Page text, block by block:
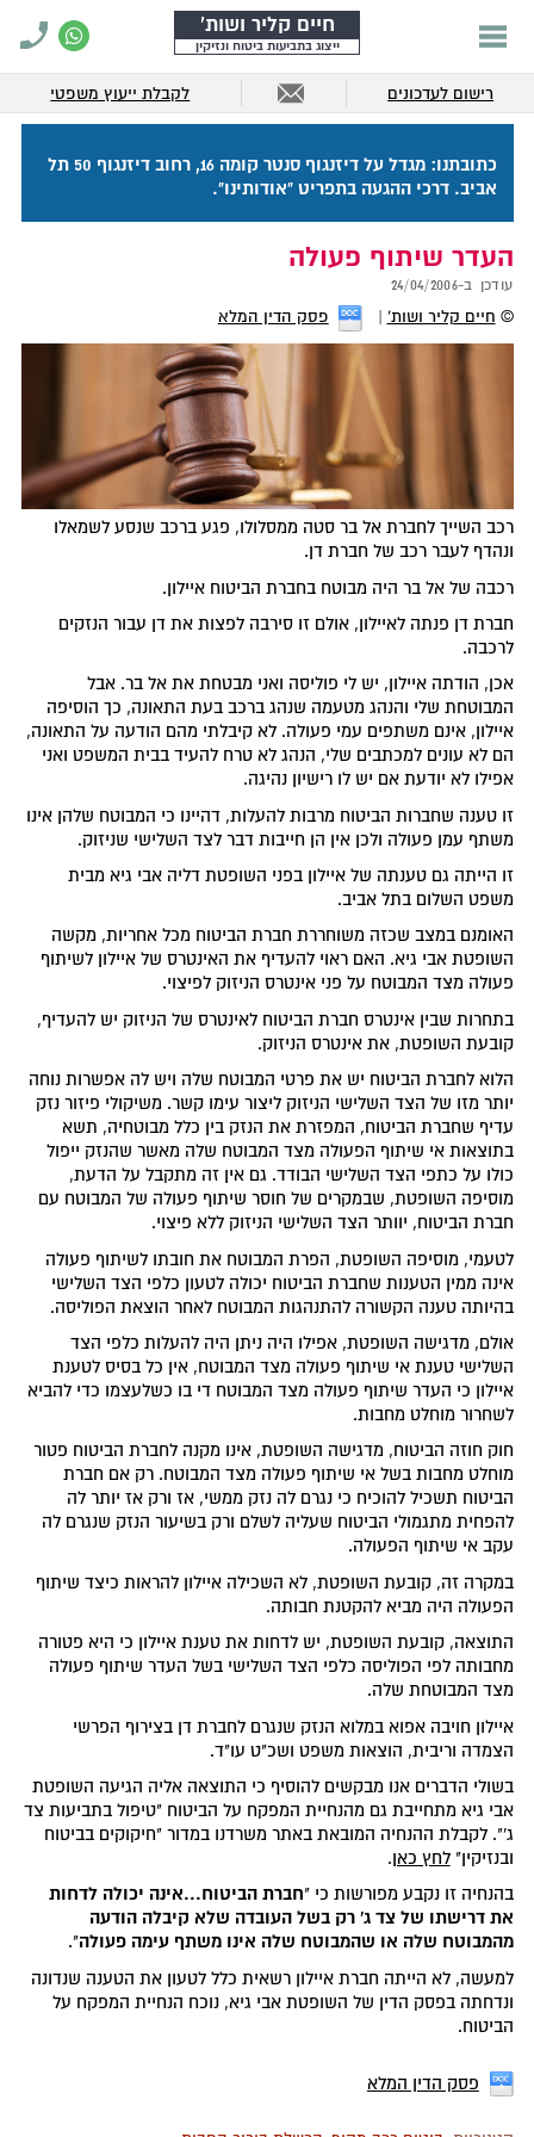
חיים קליר ושות'
ייצוג בתביעות ביטוח ונזיקין
רישום לעדכונים לקבלת ייעוץ משפטי
כתובתנו: מגדל על דיזנגוף סנטר קומה 16, רחוב דיזנגוף 50 תל
אביב. דרכי ההגעה בתפריט "אודותינו".
העדר שיתוף פעולה
עודכן ב-24/04/2006
© חיים קליר ושות' פסק הדין המלא
רכב השייך לחברת אל בר סטה ממסלולו, פגע ברכב שנסע לשמאלו
ונהדף לעבר רכב של חברת דן.
רכבה של אל בר היה מבוטח בחברת הביטוח איילון.
חברת דן פנתה לאיילון, אולם זו סירבה לפצות את דן עבור הנזקים
לרכבה.
אכן, הודתה איילון, יש לי פוליסה ואני מבטחת את אל בר. אבל
המבוטחת שלי והנהג מטעמה שנהג ברכב בעת התאונה, כך הוסיפה
איילון, אינם משתפים עמי פעולה. לא קיבלתי מהם הודעה על התאונה,
הם לא עונים למכתבים שלי, הנהג לא טרח להעיד בבית המשפט ואני
אפילו לא יודעת אם יש לו רישיון נהיגה.
זו טענה שחברות הביטוח מרבות להעלות, דהיינו כי המבוטח שלהן אינו
משתף עמן פעולה ולכן אין הן חייבות דבר לצד השלישי שניזוק.
זו הייתה גם טענתה של איילון בפני השופטת דליה אבי גיא מבית
משפט השלום בתל אביב.
האומנם במצב שכזה משוחררת חברת הביטוח מכל אחריות, מקשה
השופטת אבי גיא. האם ראוי להעדיף את האינטרס של איילון לשיתוף
פעולה מצד המבוטח על פני אינטרס הניזוק לפיצוי.
בתחרות שבין אינטרס חברת הביטוח לאינטרס של הניזוק יש להעדיף,
קובעת השופטת, את אינטרס הניזוק.
הלוא לחברת הביטוח יש את פרטי המבוטח שלה ויש לה אפשרות נוחה
יותר מזו של הצד השלישי הניזוק ליצור עימו קשר. משיקולי פיזור נזק
עדיף שחברת הביטוח, המפזרת את הנזק בין כלל מבוטחיה, תשא
בתוצאות אי שיתוף הפעולה מצד המבוטח שלה מאשר שהנזק ייפול
כולו על כתפי הצד השלישי הבודד. גם אין זה מתקבל על הדעת,
מוסיפה השופטת, שבמקרים של חוסר שיתוף פעולה של המבוטח עם
חברת הביטוח, יוותר הצד השלישי הניזוק ללא פיצוי.
לטעמי, מוסיפה השופטת, הפרת המבוטח את חובתו לשיתוף פעולה
אינה ממין הטענות שחברת הביטוח יכולה לטעון כלפי הצד השלישי
בהיותה טענה הקשורה להתנהגות המבוטח לאחר הוצאת הפוליסה.
אולם, מדגישה השופטת, אפילו היה ניתן היה להעלות כלפי הצד
השלישי טענת אי שיתוף פעולה מצד המבוטח, אין כל בסיס לטענת
איילון כי העדר שיתוף פעולה מצד המבוטח די בו כשלעצמו כדי להביא
לשחרור מוחלט מחבות.
חוק חוזה הביטוח, מדגישה השופטת, אינו מקנה לחברת הביטוח פטור
מוחלט מחבות בשל אי שיתוף פעולה מצד המבוטח. רק אם חברת
הביטוח תשכיל להוכיח כי נגרם לה נזק ממשי, אז ורק אז יותר לה
להפחית מתגמולי הביטוח שעליה לשלם ורק בשיעור הנזק שנגרם לה
עקב אי שיתוף הפעולה.
במקרה זה, קובעת השופטת, לא השכילה איילון להראות כיצד שיתוף
הפעולה היה מביא להקטנת חבותה.
התוצאה, קובעת השופטת, יש לדחות את טענת איילון כי היא פטורה
מחבותה לפי הפוליסה כלפי הצד השלישי בשל העדר שיתוף פעולה
מצד המבוטחת שלה.
איילון חויבה אפוא במלוא הנזק שנגרם לחברת דן בצירוף הפרשי
הצמדה וריבית, הוצאות משפט ושכ"ט עו"ד.
בשולי הדברים אנו מבקשים להוסיף כי התוצאה אליה הגיעה השופטת
אבי גיא מתחייבת גם מהנחיית המפקח על הביטוח "טיפול בתביעות צד
ג'". לקבלת ההנחיה המובאת באתר משרדנו במדור "חיקוקים בביטוח
ובנזיקין"לחץ כאן.
בהנחיה זו נקבע מפורשות כי "חברת הביטוח...אינה יכולה לדחות
את דרישתו של צד ג' רק בשל העובדה שלא קיבלה הודעה
מהמבוטח שלה או שהמבוטח שלה אינו משתף עימה פעולה".
למעשה, לא הייתה חברת איילון רשאית כלל לטעון את הטענה שנדונה
ונדחתה בפסק הדין של השופטת אבי גיא, נוכח הנחיית המפקח על
הביטוח.
פסק הדין המלא